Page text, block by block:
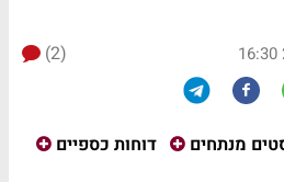
(2)
מנתחים
דוחות כספיים